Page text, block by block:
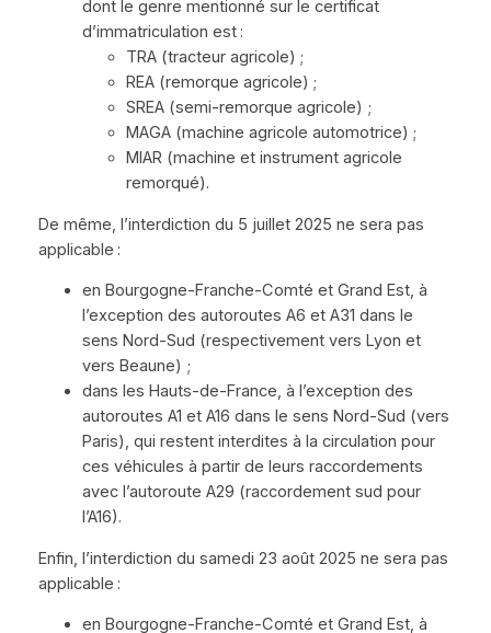
dont le genre mentionné sur le certificat
d’immatriculation est :
TRA (tracteur agricole) ;
REA (remorque agricole) ;
SREA (semi-remorque agricole) ;
MAGA (machine agricole automotrice) ;
MIAR (machine et instrument agricole
remorqué).
De même, l’interdiction du 5 juillet 2025 ne sera pas
applicable :
en Bourgogne-Franche-Comté et Grand Est, à
l’exception des autoroutes A6 et A31 dans le
sens Nord-Sud (respectivement vers Lyon et
vers Beaune) ;
dans les Hauts-de-France, à l’exception des
autoroutes A1 et A16 dans le sens Nord-Sud (vers
Paris), qui restent interdites à la circulation pour
ces véhicules à partir de leurs raccordements
avec l’autoroute A29 (raccordement sud pour
l’A16).
Enfin, l’interdiction du samedi 23 août 2025 ne sera pas
applicable :
en Bourgogne-Franche-Comté et Grand Est, à